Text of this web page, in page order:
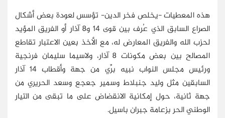
هذه المعطيات -يخلص فخر الدين- تؤسس لعودة بعض أشكال
الصراع السابق الذي عُرف بين قوى 14 و8 آذار أو الفريق المؤيد
لحزب الله والفريق المعارض له، مع الأخذ بعين الاعتبار تقاطع
المصالح بين بعض مكونات 8 آذار، ولاسيما سليمان فرنجية
ورئيس مجلس النواب نبيه برِّي من جهة وأقطاب 14 آذار
السابقين مثل وليد جنبلاط وسمير جعجع وسعد الحريري من
جهة ثانية، حول إمكانية الانقضاض على ما تبقى من التيار
الوطني الحر بزعامة جبران باسيل.